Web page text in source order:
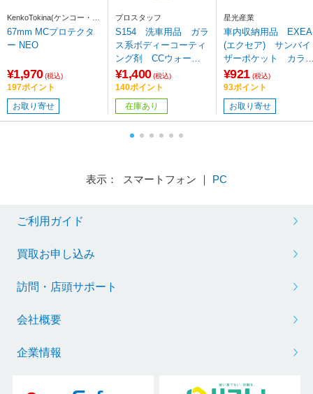
KenkoTokina(ケンコー・ト
キナー)
67mm MCプロテクタ
ー NEO
¥1,970 (税込)
197ポイント
お取り寄せ
プロスタッフ
S154 洗車用品 ガラ
ス系ボディーコーティ
ング剤 CCウォータ
ープロテクト 詰め替
え用 Lサイズ スプ
レー 内容量：480ml
¥1,400 (税込)
140ポイント
在庫あり
星光産業
車内収納用品 EXEA
(エクセア) サンバイ
ザーポケット カラ
ー：ブラック
¥921 (税込)
93ポイント
お取り寄せ
表示： スマートフォン ｜ PC
ご利用ガイド
買取お申し込み
訪問・店頭サポート
会社概要
企業情報